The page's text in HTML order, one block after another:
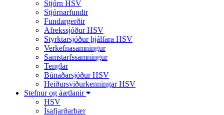
Stjórn HSV
Stjórnarfundir
Fundargerðir
Afrekssjóður HSV
Styrktarsjóður þjálfara HSV
Verkefnasamningur
Samstarfssamningur
Tenglar
Búnaðarsjóður HSV
Heiðursviðurkenningar HSV
Stefnur og áætlanir
HSV
Ísafjarðarbær